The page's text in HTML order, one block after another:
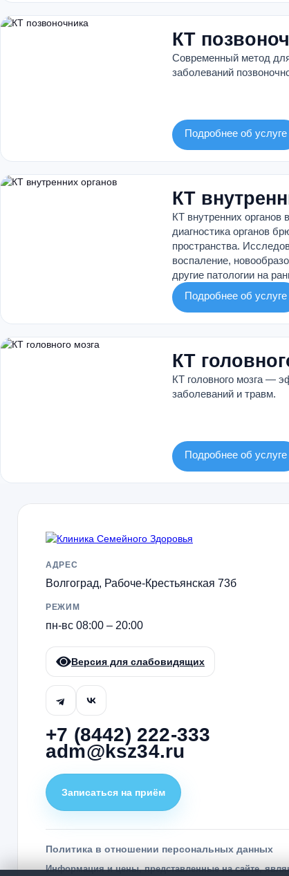
КТ
Современный метод
заболеваний
Подробнее об услуге
КТ
КТ внутренних органов
диагностика органов
пространства.
воспаление,
другие патологии на
Подробнее об услуге
КТ
КТ головного мозга —
заболеваний и травм.
Подробнее об услуге
АДРЕС
Волгоград, Рабоче-Крестьянская 73б
РЕЖИМ
пн-вс 08:00 – 20:00
Версия для слабовидящих
+7 (8442) 222-333
adm@ksz34.ru
Записаться на приём
Политика в отношении персональных данных
Информация и цены, представленные на сайте,